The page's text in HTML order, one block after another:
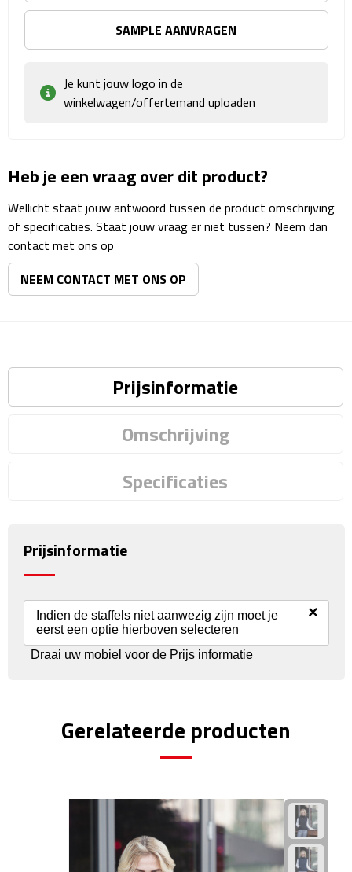
Auto onderhoud
Auto organizers
Auto telefoonhouders
Rijbewijs- & kentekenhoezen
USB autoladers
Veiligheidshamers
Fiets Accessoires
Fietspompen
Fietsverlichting
Drinkwaren
SAMPLE AANVRAGEN
Je kunt jouw logo in de
winkelwagen/offertemand uploaden
Heb je een vraag over dit product?
Wellicht staat jouw antwoord tussen de product omschrijving
of specificaties. Staat jouw vraag er niet tussen? Neem dan
contact met ons op
NEEM CONTACT MET ONS OP
Prijsinformatie
Omschrijving
Specificaties
Prijsinformatie
Indien de staffels niet aanwezig zijn moet je
eerst een optie hierboven selecteren
×
Draai uw mobiel voor de Prijs informatie
Gerelateerde producten